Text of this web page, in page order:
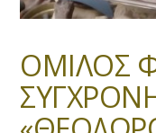
ΟΜΙΛΟΣ